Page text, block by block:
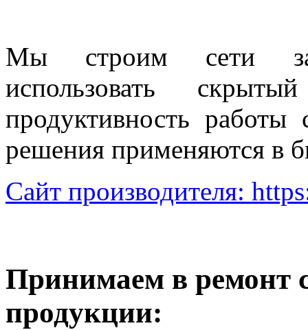
Мы строим сети
использовать
продуктивность
решения применяются в
Сайт производителя:
Принимаем в ремонт
продукции: